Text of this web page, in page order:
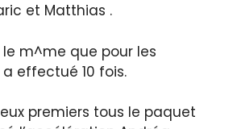
et Matthias .
m^me que pour les
effectué 10 fois.
premiers tous le paquet